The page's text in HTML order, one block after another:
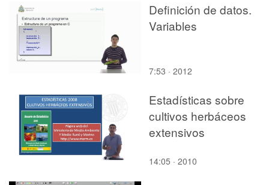
Definición de datos.
Variables
7:53 · 2012
Estadísticas sobre
cultivos herbáceos
extensivos
14:05 · 2010